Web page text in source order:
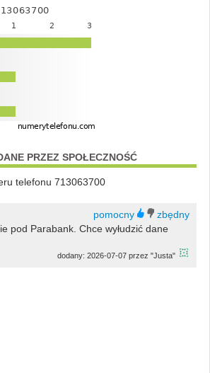
PRZEZ SPOŁECZNOŚĆ
telefonu 713063700
pod Parabank. Chce wyłudzić dane
dodany: 2026-07-07 przez "Justa"